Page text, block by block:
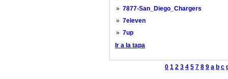
» 7877-San_Diego_Chargers
» 7eleven
» 7up
Ir a la tapa
0 1 2 3 4 5 7 8 9 a b c